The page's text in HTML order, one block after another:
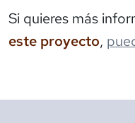
Si quieres más
este proyecto,